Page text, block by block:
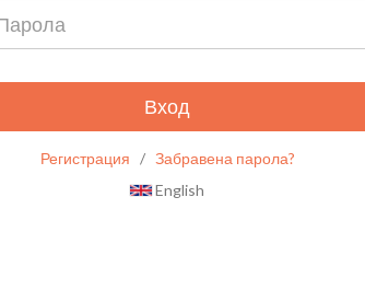
Вход
Регистрация / Забравена парола?
English